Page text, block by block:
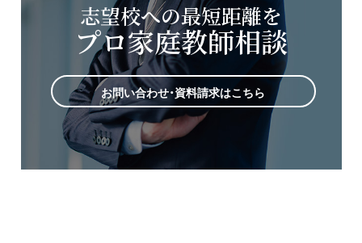
志望校への最短距離を
プロ家庭教師相談
お問い合わせ・資料請求はこちら